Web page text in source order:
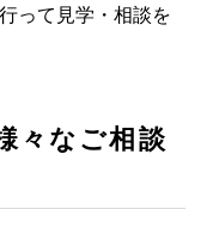
って見学・相談を
々なご相談